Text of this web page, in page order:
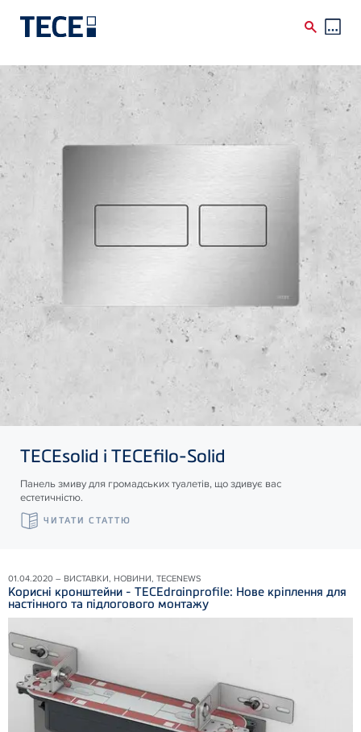
Skip to main content
TECEsolid і TECEfilo-Solid
Панель змиву для громадських туалетів, що здивує вас
естетичністю.
ЧИТАТИ СТАТТЮ
01.04.2020 – ВИСТАВКИ, НОВИНИ, TECENEWS
Корисні кронштейни - TECEdrainprofile: Нове кріплення для
настінного та підлогового монтажу